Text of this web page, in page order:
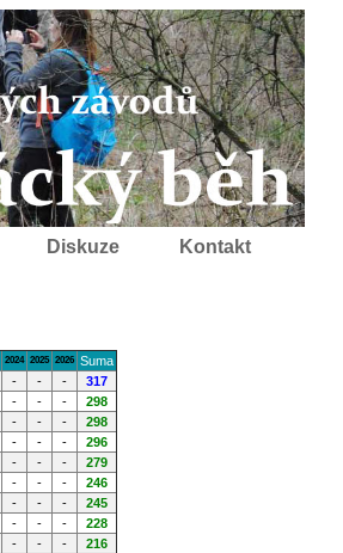
Diskuze Kontakt
2024 2025 2026
Suma
- - -
317
- - -
298
- - -
298
- - -
296
- - -
279
- - -
246
- - -
245
- - -
228
- - -
216